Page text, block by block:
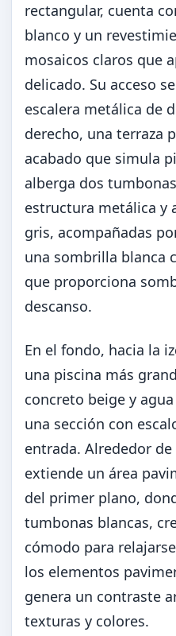
rectangular, cuenta
blanco y un
mosaicos claros que
delicado. Su acceso
escalera metálica de
derecho, una terraza
acabado que simula
alberga dos
estructura metálica y
gris, acompañadas
una sombrilla blanca
que proporciona
descanso.
En el fondo, hacia la
una piscina más
concreto beige y
una sección con
entrada. Alrededor
extiende un área
del primer plano,
tumbonas blancas,
cómodo para
los elementos
genera un contraste
texturas y colores.